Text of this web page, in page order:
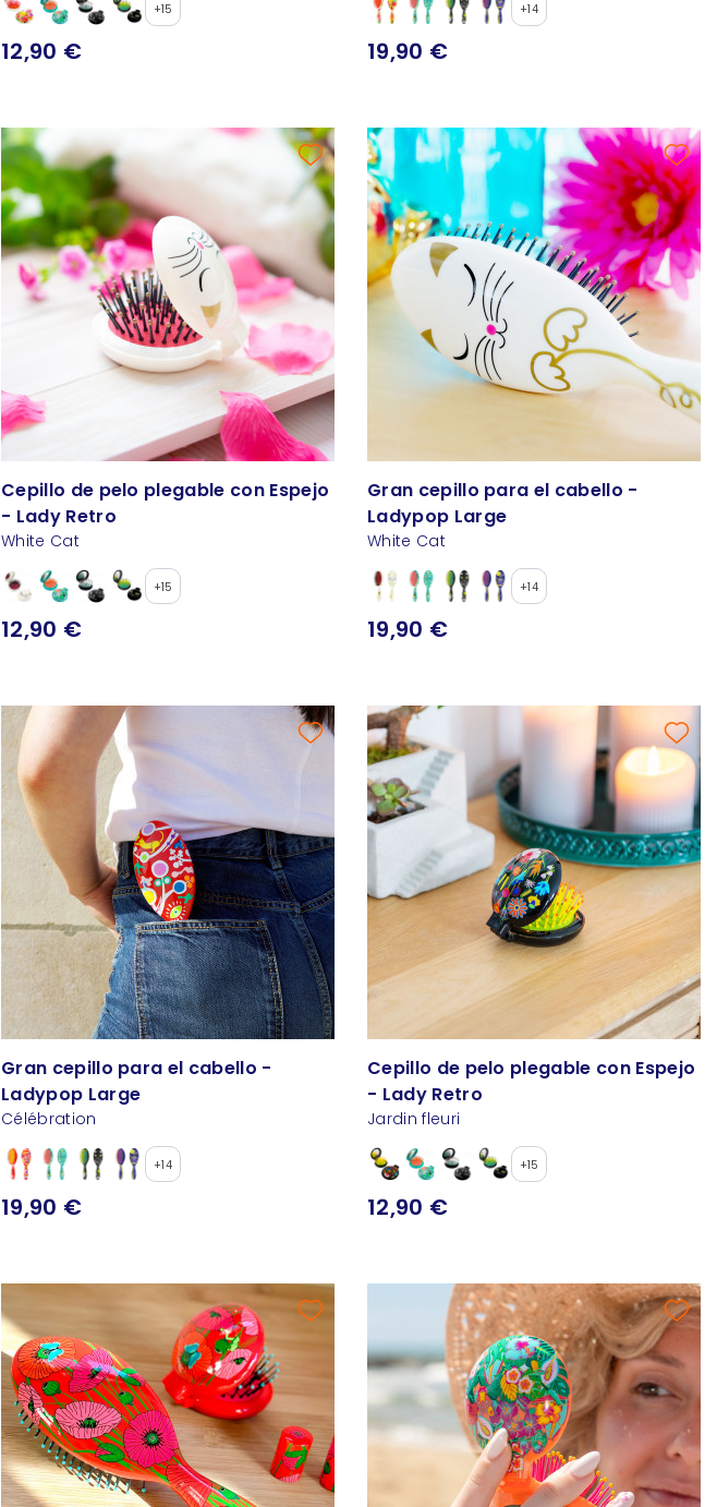
+15
12,90 €
+14
19,90 €
Cepillo de pelo plegable con Espejo
- Lady Retro
White Cat
+15
12,90 €
Gran cepillo para el cabello -
Ladypop Large
White Cat
+14
19,90 €
Gran cepillo para el cabello -
Ladypop Large
Célébration
+14
19,90 €
Cepillo de pelo plegable con Espejo
- Lady Retro
Jardin fleuri
+15
12,90 €